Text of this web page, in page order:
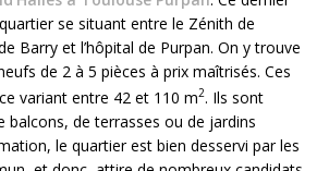
se situant entre le Zénith de
Barry et l’hôpital de Purpan. On y trouve
de 2 à 5 pièces à prix maîtrisés. Ces
variant entre 42 et 110 m2. Ils sont
balcons, de terrasses ou de jardins
le quartier est bien desservi par les